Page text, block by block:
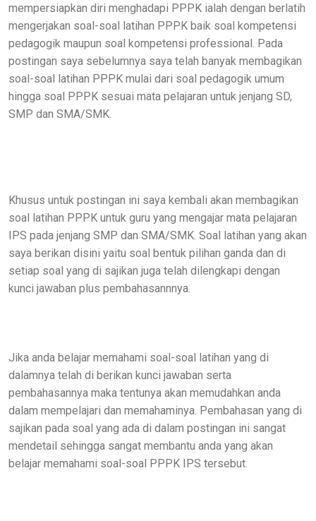
mempersiapkan diri menghadapi PPPK ialah dengan berlatih
mengerjakan soal-soal latihan PPPK baik soal kompetensi
pedagogik maupun soal kompetensi professional. Pada
postingan saya sebelumnya saya telah banyak membagikan
soal-soal latihan PPPK mulai dari soal pedagogik umum
hingga soal PPPK sesuai mata pelajaran untuk jenjang SD,
SMP dan SMA/SMK.
Khusus untuk postingan ini saya kembali akan membagikan
soal latihan PPPK untuk guru yang mengajar mata pelajaran
IPS pada jenjang SMP dan SMA/SMK. Soal latihan yang akan
saya berikan disini yaitu soal bentuk pilihan ganda dan di
setiap soal yang di sajikan juga telah dilengkapi dengan
kunci jawaban plus pembahasannnya.
Jika anda belajar memahami soal-soal latihan yang di
dalamnya telah di berikan kunci jawaban serta
pembahasannya maka tentunya akan memudahkan anda
dalam mempelajari dan memahaminya. Pembahasan yang di
sajikan pada soal yang ada di dalam postingan ini sangat
mendetail sehingga sangat membantu anda yang akan
belajar memahami soal-soal PPPK IPS tersebut.